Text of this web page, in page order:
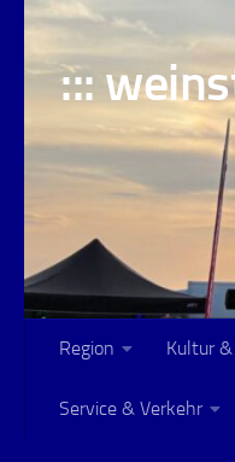
Skip to content
:::
Region Kultur
Service & Verkehr